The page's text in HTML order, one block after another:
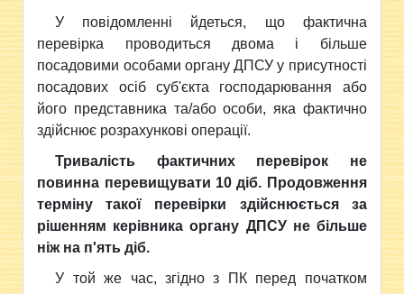
У повідомленні йдеться, що фактична
перевірка проводиться двома і більше
посадовими особами органу ДПСУ у присутності
посадових осіб суб'єкта господарювання або
його представника та/або особи, яка фактично
здійснює розрахункові операції.
Тривалість фактичних перевірок не
повинна перевищувати 10 діб. Продовження
терміну такої перевірки здійснюється за
рішенням керівника органу ДПСУ не більше
ніж на п'ять діб.
У той же час, згідно з ПК перед початком